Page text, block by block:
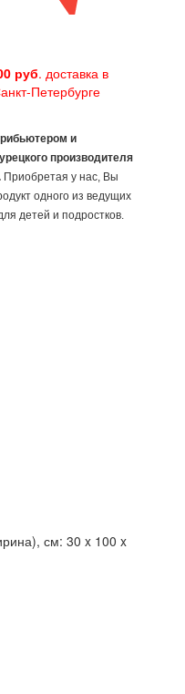
руб. доставка в
Петербурге
и
производителя
Приобретая у нас, Вы
одного из ведущих
детей и подростков.
см: 30 x 100 x